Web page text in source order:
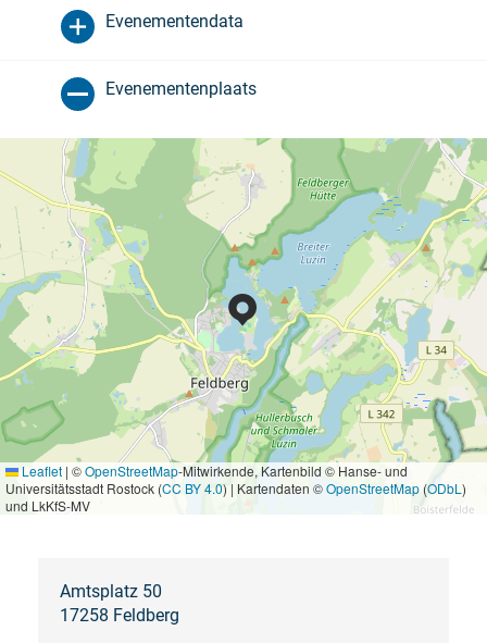
Evenementendata
Evenementenplaats
Leaflet | ©OpenStreetMap-Mitwirkende, Kartenbild © Hanse- und
Universitätsstadt Rostock (CC BY 4.0) | Kartendaten ©OpenStreetMap(ODbL )
und LkKfS-MV
Amtsplatz 50
17258 Feldberg